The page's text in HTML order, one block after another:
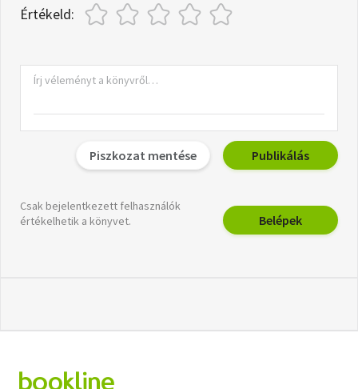
Értékeld:
Piszkozat mentése Publikálás
Csak bejelentkezett felhasználók
értékelhetik a könyvet.
Belépek